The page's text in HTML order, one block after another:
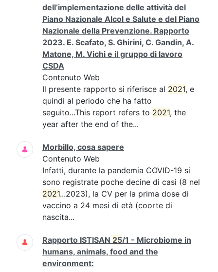
dell’implementazione delle attività del
Piano Nazionale Alcol e Salute e del Piano
Nazionale della Prevenzione. Rapporto
2023. E. Scafato, S. Ghirini, C. Gandin, A.
Matone, M. Vichi e il gruppo di lavoro
CSDA
Contenuto Web
Il presente rapporto si riferisce al 2021, e
quindi al periodo che ha fatto
seguito...This report refers to 2021, the
year after the end of the...
Morbillo, cosa sapere
Contenuto Web
Infatti, durante la pandemia COVID-19 si
sono registrate poche decine di casi (8 nel
2021...2023), la CV per la prima dose di
vaccino a 24 mesi di età (coorte di
nascita...
Rapporto ISTISAN 25/1 - Microbiome in
humans, animals, food and the
environment: